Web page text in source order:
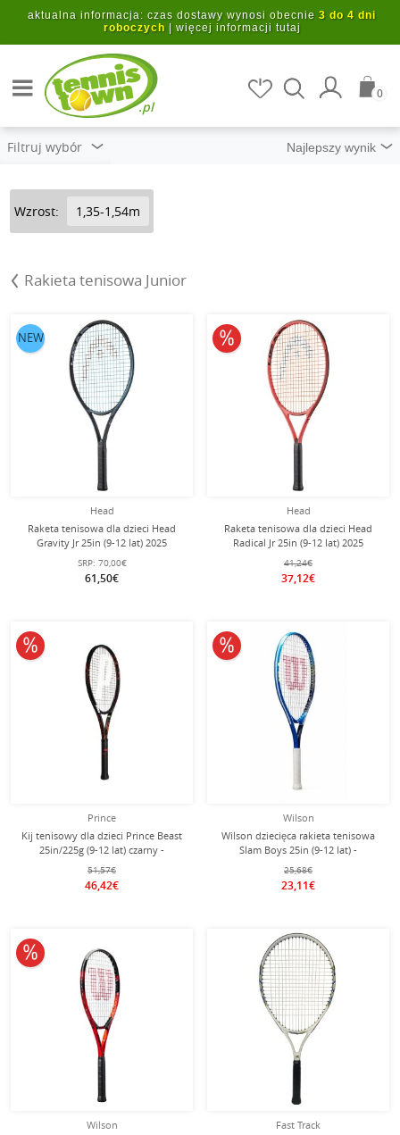
Przejdź do głównej treści
aktualna informacja: czas dostawy wynosi obecnie 3 do 4 dni
roboczych| więcej informacji tutaj
.pl
0
Filtruj wybór
Wzrost: 1,35-1,54m
Rakieta tenisowa Junior
Head
Raketa tenisowa dla dzieci Head
Gravity Jr 25in (9-12 lat) 2025
czarna/niebieska - naciągnięta -
SRP: 70,00€
61,50€
NEW
Head
Raketa tenisowa dla dzieci Head
Radical Jr 25in (9-12 lat) 2025
czerwona - naciągnięta -
41,24€
37,12€
10% obniżone
Prince
Kij tenisowy dla dzieci Prince Beast
25in/225g (9-12 lat) czarny -
naciągnięty -
51,57€
46,42€
10% obniżone
Wilson
Wilson dziecięca rakieta tenisowa
Slam Boys 25in (9-12 lat) -
naciągnięta -
25,68€
23,11€
10% obniżone
Wilson
10% obniżone
Fast Track